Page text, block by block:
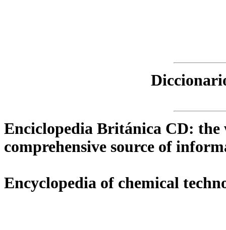
Enciclopedia Británica CD:
comprehensive source of
Encyclopedia of chemical